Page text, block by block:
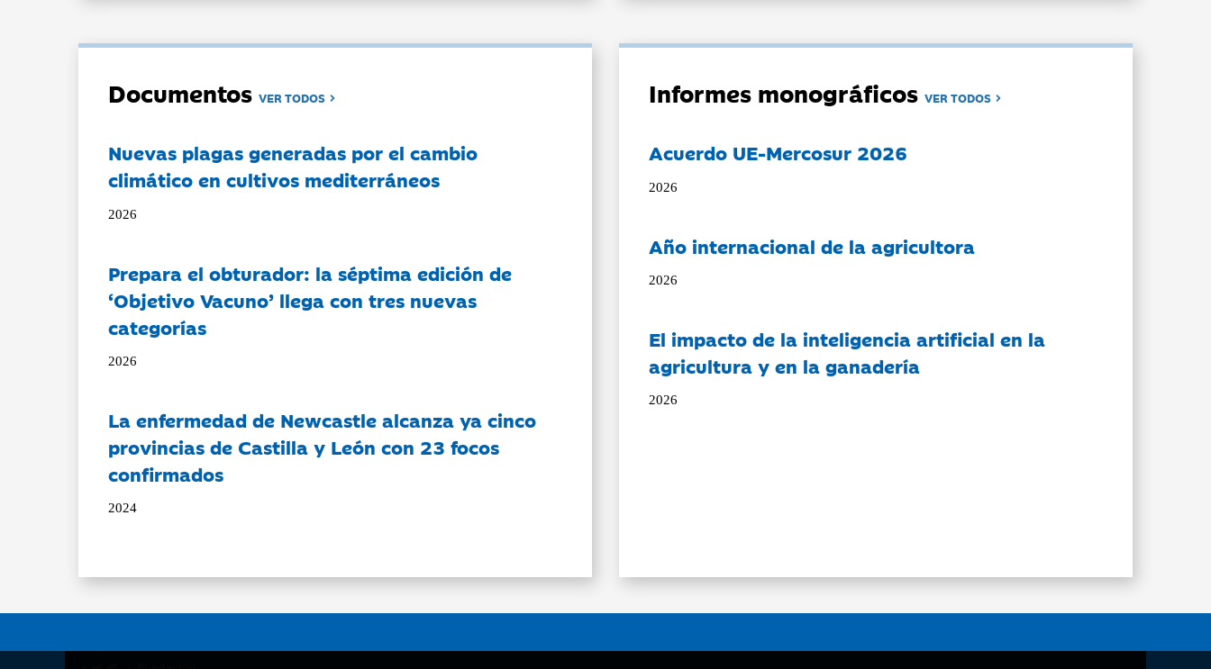
DocumentosVER TODOS
Nuevas plagas generadas por el cambio
climático en cultivos mediterráneos
2026
Prepara el obturador: la séptima edición de
‘Objetivo Vacuno’ llega con tres nuevas
categorías
2026
La enfermedad de Newcastle alcanza ya cinco
provincias de Castilla y León con 23 focos
confirmados
2024
Informes monográficosVER TODOS
Acuerdo UE-Mercosur 2026
2026
Año internacional de la agricultora
2026
El impacto de la inteligencia artificial en la
agricultura y en la ganadería
2026